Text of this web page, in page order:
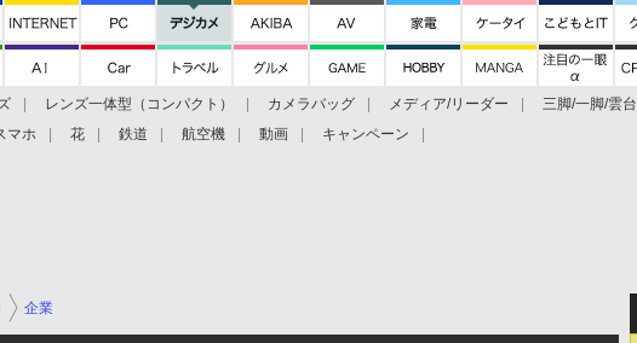
レンズ一体型（コンパクト） カメラバッグ メディア/リーダー 三脚/一脚/雲台
マホ 花 鉄道 航空機 動画 キャンペーン
企業